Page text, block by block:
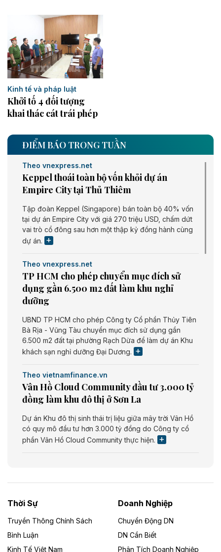
Kinh tế và pháp luật
Khởi tố 4 đối tượng
khai thác cát trái phép
ĐIỂM BÁO TRONG TUẦN
Theo vnexpress.net
Keppel thoái toàn bộ vốn khỏi dự án
Empire City tại Thủ Thiêm
Tập đoàn Keppel (Singapore) bán toàn bộ 40% vốn
tại dự án Empire City với giá 270 triệu USD, chấm dứt
vai trò cổ đông sau hơn một thập kỷ đồng hành cùng
dự án.
Theo vnexpress.net
TP HCM cho phép chuyển mục đích sử
dụng gần 6.500 m2 đất làm khu nghỉ
dưỡng
UBND TP HCM cho phép Công ty Cổ phần Thủy Tiên
Bà Rịa - Vũng Tàu chuyển mục đích sử dụng gần
6.500 m2 đất tại phường Rạch Dừa để làm dự án Khu
khách sạn nghỉ dưỡng Đại Dương.
Theo vietnamfinance.vn
Vân Hồ Cloud Community đầu tư 3.000 tỷ
đồng làm khu đô thị ở Sơn La
Dự án Khu đô thị sinh thái trị liệu giữa mây trời Vân Hồ
có quy mô đầu tư hơn 3.000 tỷ đồng do Công ty cổ
phần Vân Hồ Cloud Community thực hiện.
Dự án Nhà máy xử lý rác và phát điện Bắc Giang do
Công ty TNHH Năng lượng môi trường Bắc Giang làm
Thời Sự
Truyền Thông Chính Sách
Bình Luận
Kinh Tế Việt Nam
Doanh Nghiệp
Chuyển Động DN
DN Cần Biết
Phân Tích Doanh Nghiệp